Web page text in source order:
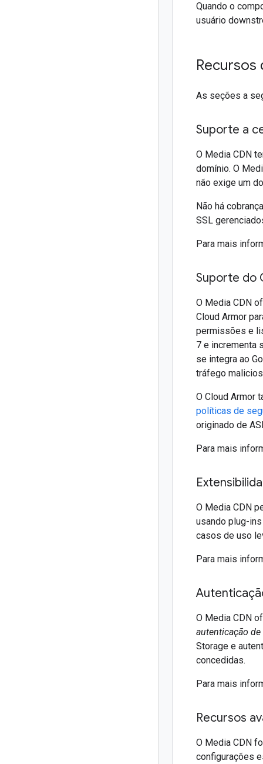
Quando o
usuário
Recursos
As seções a
Suporte a
O Media CDN
domínio. O
não exige um
Não há
SSL
Para mais
Suporte do
O Media CDN
Cloud Armor
permissões e
7 e incrementa
se integra ao
tráfego
O Cloud Armor
políticas de
originado de
Para mais
O Media CDN
usando plug-
casos de uso
Para mais
O Media CDN
autenticação
Storage e
concedidas.
Para mais
Recursos
O Media CDN
configurações